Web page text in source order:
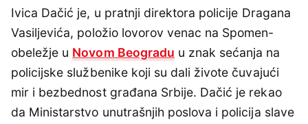
Ivica Dačić je, u pratnji direktora policije Dragana
Vasiljevića, položio lovorov venac na Spomen-
obeležje u Novom Beogradu u znak sećanja na
policijske službenike koji su dali živote čuvajući
mir i bezbednost građana Srbije. Dačić je rekao
da Ministarstvo unutrašnjih poslova i policija slave